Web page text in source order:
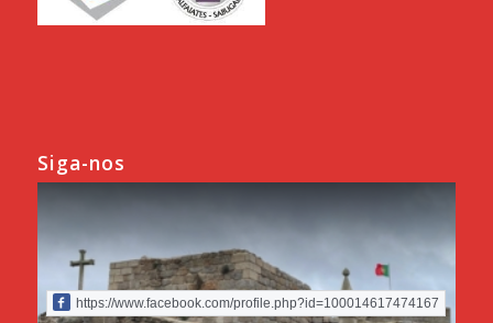
Siga-nos
https://www.facebook.com/profile.php?id=100014617474167